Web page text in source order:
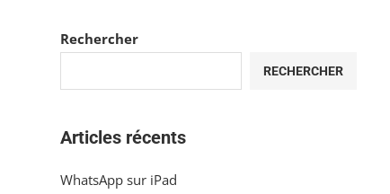
Rechercher
RECHERCHER
Articles récents
WhatsApp sur iPad